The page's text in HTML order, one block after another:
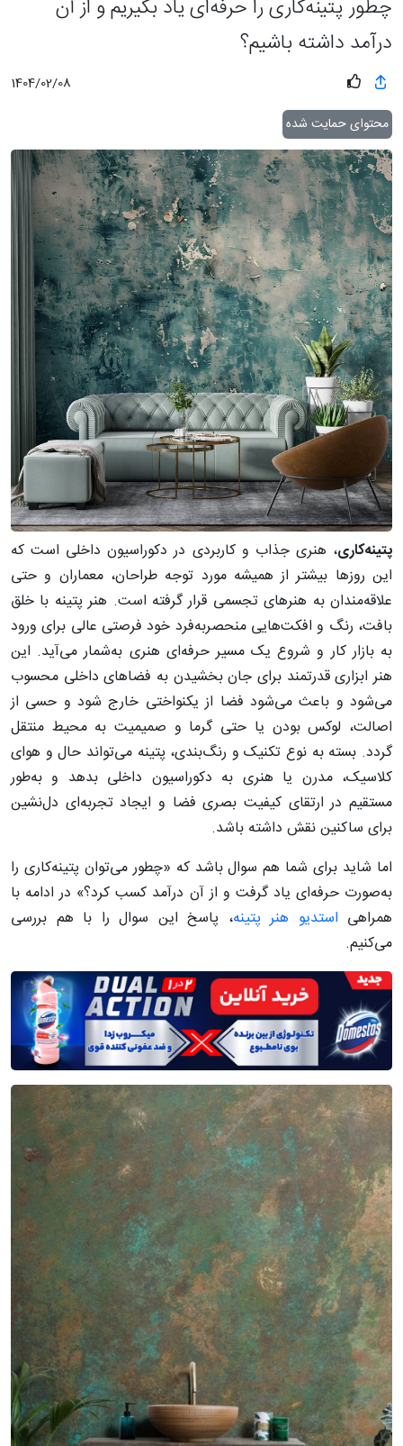
چطور پتینه‌کاری را حرفه‌ای یاد بگیریم و از آن
درآمد داشته باشیم؟
1404/02/08
محتوای حمایت شده
پتینه‌کاری، هنری جذاب و کاربردی در دکوراسیون داخلی است که
این روزها بیشتر از همیشه مورد توجه طراحان، معماران و حتی
علاقه‌مندان به هنرهای تجسمی قرار گرفته است. هنر پتینه با خلق
بافت‌، رنگ‌ و افکت‌هایی منحصربه‌فرد خود فرصتی عالی برای ورود
به بازار کار و شروع یک مسیر حرفه‌ای هنری به‌شمار می‌آید. این
هنر ابزاری قدرتمند برای جان بخشیدن به فضاهای داخلی محسوب
می‌شود و باعث می‌شود فضا از یکنواختی خارج شود و حسی از
اصالت، لوکس بودن یا حتی گرما و صمیمیت به محیط منتقل
گردد. بسته به نوع تکنیک و رنگ‌بندی، پتینه می‌تواند حال و هوای
کلاسیک، مدرن یا هنری به دکوراسیون داخلی بدهد و به‌طور
مستقیم در ارتقای کیفیت بصری فضا و ایجاد تجربه‌ای دل‌نشین
برای ساکنین نقش داشته باشد.
اما شاید برای شما هم سوال باشد که «چطور می‌توان پتینه‌کاری را
به‌صورت حرفه‌ای یاد گرفت و از آن درآمد کسب کرد؟» در ادامه با
همراهی استدیو هنر پتینه، پاسخ این سوال را با هم بررسی
می‌کنیم.